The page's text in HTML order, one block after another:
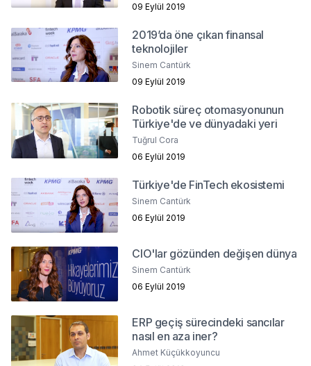
09 Eylül 2019
2019’da öne çıkan finansal
teknolojiler
Sinem Cantürk
09 Eylül 2019
Robotik süreç otomasyonunun
Türkiye'de ve dünyadaki yeri
Tuğrul Cora
06 Eylül 2019
Türkiye'de FinTech ekosistemi
Sinem Cantürk
06 Eylül 2019
CIO'lar gözünden değişen dünya
Sinem Cantürk
06 Eylül 2019
ERP geçiş sürecindeki sancılar
nasıl en aza iner?
Ahmet Küçükkoyuncu